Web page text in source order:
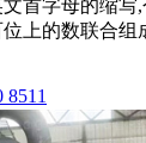
首字母的缩写
上的数联合组
8511